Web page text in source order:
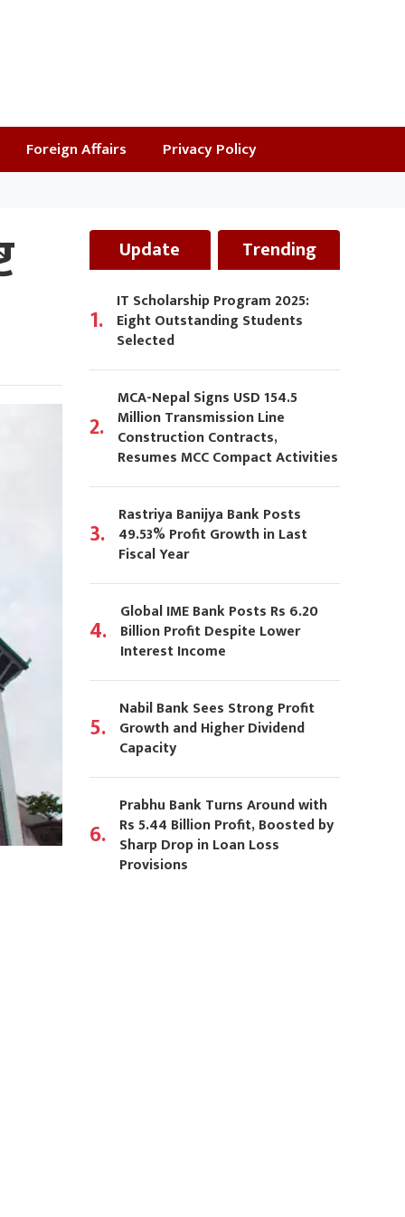
Foreign Affairs Privacy Policy
Update Trending
1.
IT Scholarship Program 2025:
Eight Outstanding Students
Selected
2.
MCA-Nepal Signs USD 154.5
Million Transmission Line
Construction Contracts,
Resumes MCC Compact Activities
3.
Rastriya Banijya Bank Posts
49.53% Profit Growth in Last
Fiscal Year
4.
Global IME Bank Posts Rs 6.20
Billion Profit Despite Lower
Interest Income
5.
Nabil Bank Sees Strong Profit
Growth and Higher Dividend
Capacity
6.
Prabhu Bank Turns Around with
Rs 5.44 Billion Profit, Boosted by
Sharp Drop in Loan Loss
Provisions